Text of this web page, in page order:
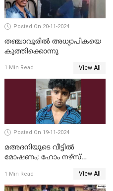
Posted On 20-11-2024
തഞ്ചാവൂരില്‍ അധ്യാപികയെ
കുത്തിക്കൊന്നു
1 Min Read View All
Posted On 19-11-2024
മഅദനിയുടെ വീട്ടിൽ
മോഷണം; ഹോം നഴ്‌സ്
1 Min Read View All